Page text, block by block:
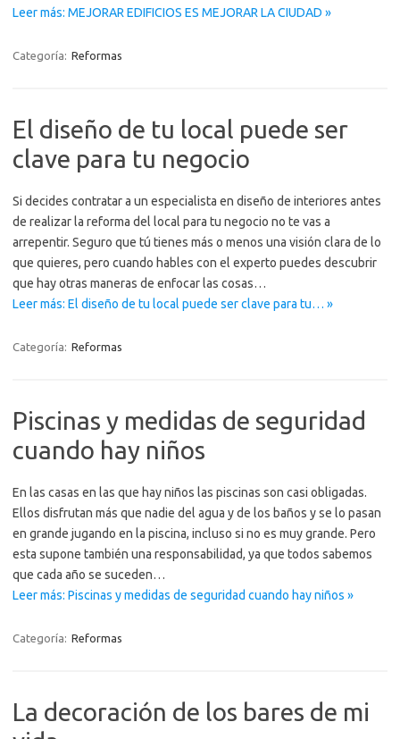
Leer más: MEJORAR EDIFICIOS ES MEJORAR LA CIUDAD »
Categoría: Reformas
El diseño de tu local puede ser
clave para tu negocio
Si decides contratar a un especialista en diseño de interiores antes
de realizar la reforma del local para tu negocio no te vas a
arrepentir. Seguro que tú tienes más o menos una visión clara de lo
que quieres, pero cuando hables con el experto puedes descubrir
que hay otras maneras de enfocar las cosas…
Leer más: El diseño de tu local puede ser clave para tu… »
Categoría: Reformas
Piscinas y medidas de seguridad
cuando hay niños
En las casas en las que hay niños las piscinas son casi obligadas.
Ellos disfrutan más que nadie del agua y de los baños y se lo pasan
en grande jugando en la piscina, incluso si no es muy grande. Pero
esta supone también una responsabilidad, ya que todos sabemos
que cada año se suceden…
Leer más: Piscinas y medidas de seguridad cuando hay niños »
Categoría: Reformas
La decoración de los bares de mi